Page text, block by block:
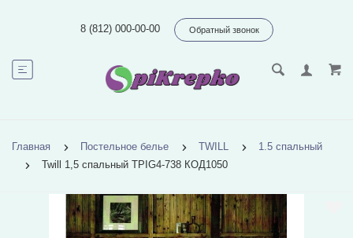
8 (812) 000-00-00 Обратный звонок
Главная Постельное белье TWILL
1.5 спальный
Twill 1,5 спальный TPIG4-738 КОД1050